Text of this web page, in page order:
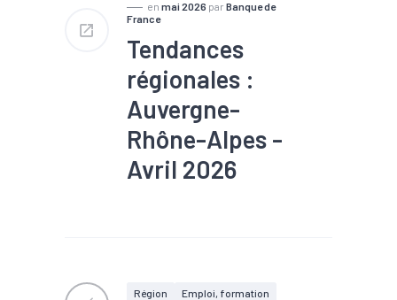
en mai 2026 par Banque de
France
Tendances
régionales :
Auvergne-
Rhône-Alpes -
Avril 2026
Région Emploi, formation